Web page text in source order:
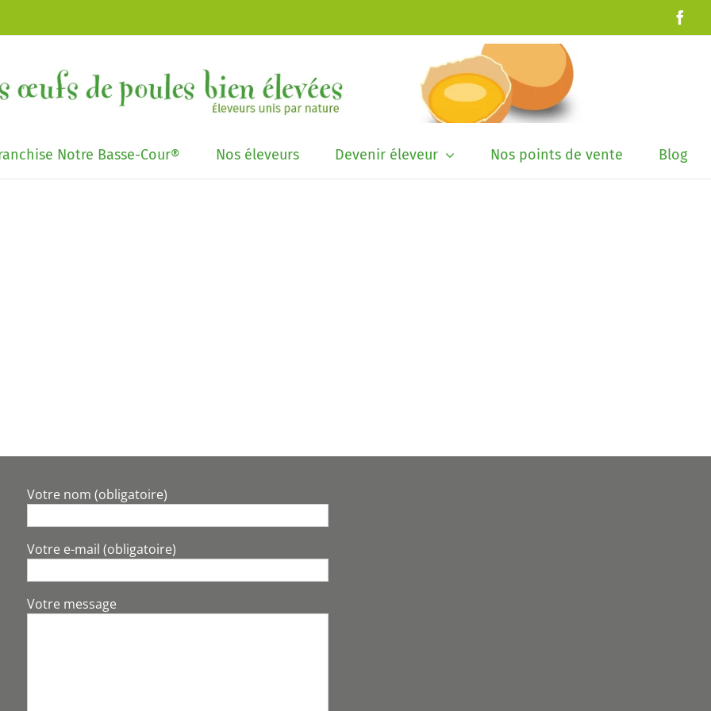
Notre Basse-Cour® Nos éleveurs Devenir éleveur Nos points de vente Blog
Votre nom (obligatoire)
Votre e-mail (obligatoire)
Votre message